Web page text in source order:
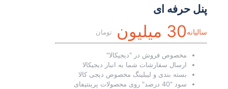
پنل حرفه ای
سالیانه30 میلیون تومان
مخصوص فروش در "دیجیکالا"
ارسال سفارشات شما به انبار دیجیکالا
بسته بندی و لیبلینگ مخصوص دیجی کالا
سود "40 درصد" روی محصولات پرینتیفای